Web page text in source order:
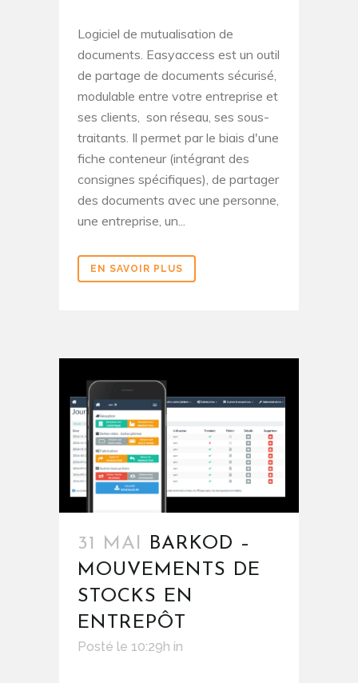
Logiciel de mutualisation de
documents. Easyaccess est un outil
de partage de documents sécurisé,
modulable entre votre entreprise et
ses clients, son réseau, ses sous-
traitants. Il permet par le biais d'une
fiche conteneur (intégrant des
consignes spécifiques), de partager
des documents avec une personne,
une entreprise, un...
EN SAVOIR PLUS
31 MAI
BARKOD –
MOUVEMENTS DE
STOCKS EN
ENTREPÔT
Posté le 10:29h in